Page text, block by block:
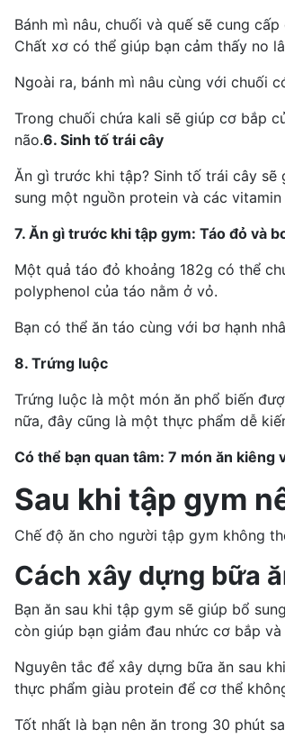
Bánh mì nâu, chuối và quế sẽ cung
Chất xơ có thể giúp bạn cảm thấy no
Ngoài ra, bánh mì nâu cùng với chuối
Trong chuối chứa kali sẽ giúp cơ bắp
não.6. Sinh tố trái cây
Ăn gì trước khi tập? Sinh tố trái cây sẽ
sung một nguồn protein và các
7. Ăn gì trước khi tập gym: Táo đỏ và
Một quả táo đỏ khoảng 182g có thể
polyphenol của táo nằm ở vỏ.
Bạn có thể ăn táo cùng với bơ hạnh
8. Trứng luộc
Trứng luộc là một món ăn phổ biến
nữa, đây cũng là một thực phẩm dễ
Có thể bạn quan tâm: 7 món ăn kiêng
Sau khi tập gym
Chế độ ăn cho người tập gym không
Cách xây dựng bữa
Bạn ăn sau khi tập gym sẽ giúp bổ
còn giúp bạn giảm đau nhức cơ bắp
Nguyên tắc để xây dựng bữa ăn sau
thực phẩm giàu protein để cơ thể
Tốt nhất là bạn nên ăn trong 30 phút